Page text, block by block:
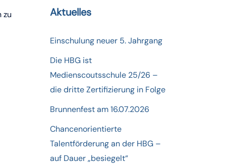
zu Aktuelles
Einschulung neuer 5. Jahrgang
Die HBG ist
Medienscoutsschule 25/26 –
die dritte Zertifizierung in Folge
Brunnenfest am 16.07.2026
Chancenorientierte
Talentförderung an der HBG –
auf Dauer „besiegelt“